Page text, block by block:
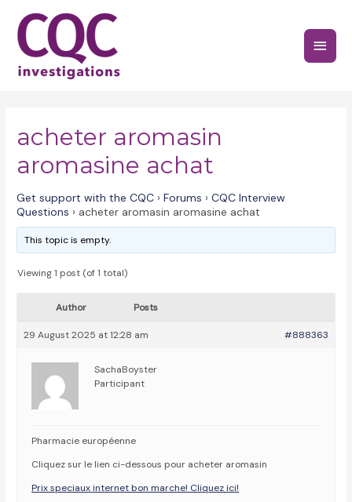
content
Main
acheter aromasin
aromasine achat
Get support with the CQC › Forums › CQC Interview
Questions › acheter aromasin aromasine achat
This topic is empty.
Viewing 1 post (of 1 total)
Author Posts
29 August 2025 at 12:28 am #888363
SachaBoyster
Participant
Pharmacie européenne
Cliquez sur le lien ci-dessous pour acheter aromasin
Prix speciaux internet bon marche! Cliquez ici!